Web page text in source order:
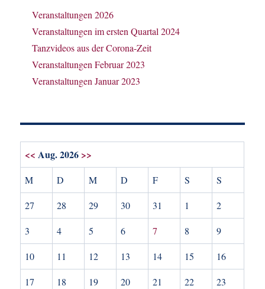
Veranstaltungen 2026
Veranstaltungen im ersten Quartal 2024
Tanzvideos aus der Corona-Zeit
Veranstaltungen Februar 2023
Veranstaltungen Januar 2023
<< Aug. 2026 >>
M D M D F S S
27 28 29 30 31 1 2
3 4 5 6 7 8 9
10 11 12 13 14 15 16
17 18 19 20 21 22 23